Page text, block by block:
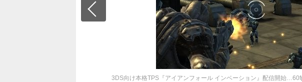
3DS向け本格TPS『アイアンフォール インベーション』配信開始